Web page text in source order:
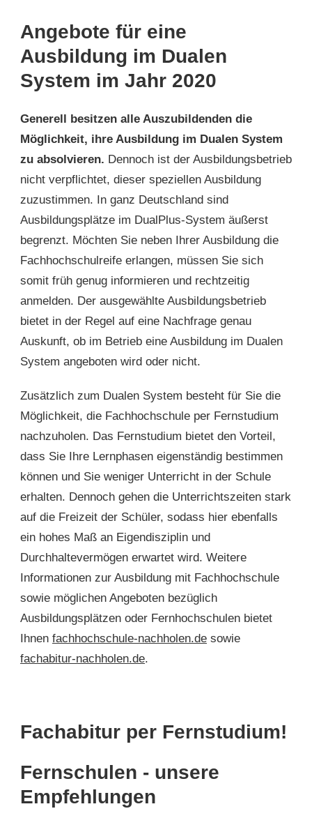
Angebote für eine
Ausbildung im Dualen
System im Jahr 2020
Generell besitzen alle Auszubildenden die
Möglichkeit, ihre Ausbildung im Dualen System
zu absolvieren. Dennoch ist der Ausbildungsbetrieb
nicht verpflichtet, dieser speziellen Ausbildung
zuzustimmen. In ganz Deutschland sind
Ausbildungsplätze im DualPlus-System äußerst
begrenzt. Möchten Sie neben Ihrer Ausbildung die
Fachhochschulreife erlangen, müssen Sie sich
somit früh genug informieren und rechtzeitig
anmelden. Der ausgewählte Ausbildungsbetrieb
bietet in der Regel auf eine Nachfrage genau
Auskunft, ob im Betrieb eine Ausbildung im Dualen
System angeboten wird oder nicht.
Zusätzlich zum Dualen System besteht für Sie die
Möglichkeit, die Fachhochschule per Fernstudium
nachzuholen. Das Fernstudium bietet den Vorteil,
dass Sie Ihre Lernphasen eigenständig bestimmen
können und Sie weniger Unterricht in der Schule
erhalten. Dennoch gehen die Unterrichtszeiten stark
auf die Freizeit der Schüler, sodass hier ebenfalls
ein hohes Maß an Eigendisziplin und
Durchhaltevermögen erwartet wird. Weitere
Informationen zur Ausbildung mit Fachhochschule
sowie möglichen Angeboten bezüglich
Ausbildungsplätzen oder Fernhochschulen bietet
Ihnen fachhochschule-nachholen.de sowie
fachabitur-nachholen.de.
Fachabitur per Fernstudium!
Fernschulen - unsere
Empfehlungen